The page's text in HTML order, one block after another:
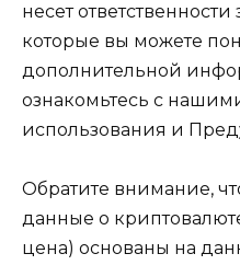
несет
которые вы можете
дополнительной
ознакомьтесь с
использования и
Обратите внимание,
данные о
цена) основаны на